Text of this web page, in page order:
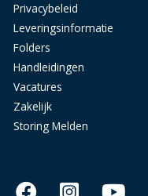
Privacybeleid
Leveringsinformatie
Folders
Handleidingen
Vacatures
Zakelijk
Storing Melden